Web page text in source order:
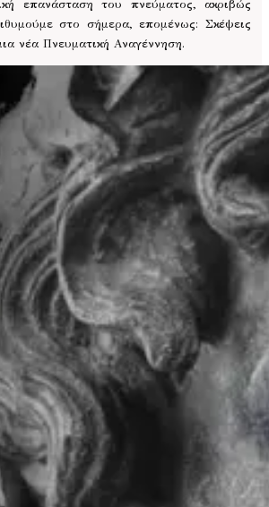
επανάσταση του πνεύματος, ακριβώς
στο σήμερα, επομένως: Σκέψεις
νέα Πνευματική Αναγέννηση.